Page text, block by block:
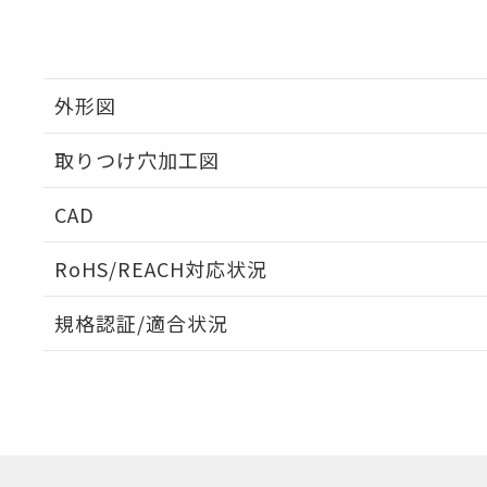
外形図
取りつけ穴加工図
CAD
RoHS/REACH対応状況
EU RoHS 注意事項・凡例
規格認証/適合状況